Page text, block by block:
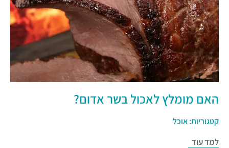
האם מומלץ לאכול בשר אדום?
קטגוריות:אוכל
למד עוד